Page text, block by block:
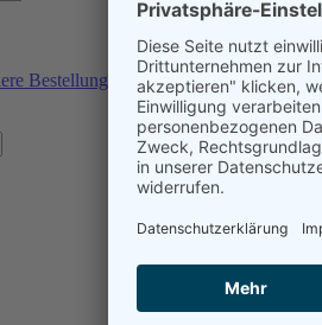
Bestellungen